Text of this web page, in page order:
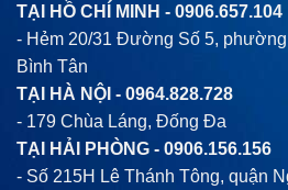
TẠI HỒ CHÍ MINH - 0906.657.104
- Hẻm 20/31 Đường Số 5,
Bình Tân
TẠI HÀ NỘI - 0964.828.728
- 179 Chùa Láng, Đống Đa
TẠI HẢI PHÒNG - 0906.156.156
- Số 215H Lê Thánh Tông, quận